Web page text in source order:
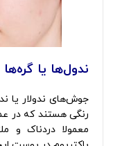
ندول‌ها یا گره‌ها
جوش‌های ندولار یا
رنگی هستند که در
معمولا دردناک و